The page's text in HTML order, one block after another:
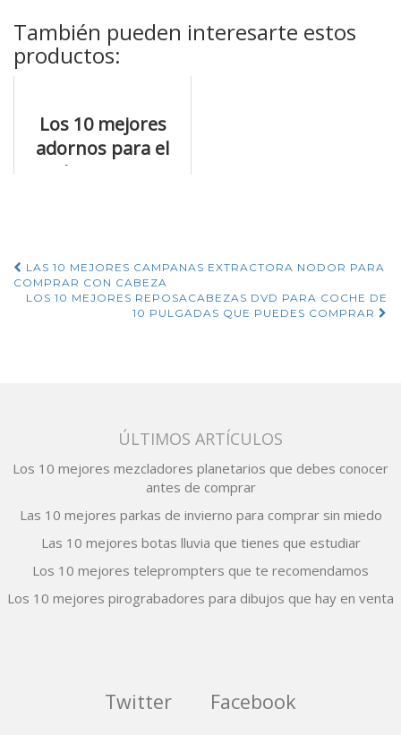
También pueden interesarte estos
productos:
Los 10 mejores
adornos para el
pelo que no te
Navegación
de
LAS 10 MEJORES CAMPANAS EXTRACTORA NODOR PARA
COMPRAR CON CABEZA
LOS 10 MEJORES REPOSACABEZAS DVD PARA COCHE DE
10 PULGADAS QUE PUEDES COMPRAR
ÚLTIMOS ARTÍCULOS
Los 10 mejores mezcladores planetarios que debes conocer
antes de comprar
Las 10 mejores parkas de invierno para comprar sin miedo
Las 10 mejores botas lluvia que tienes que estudiar
Los 10 mejores teleprompters que te recomendamos
Los 10 mejores pirograbadores para dibujos que hay en venta
Twitter Facebook